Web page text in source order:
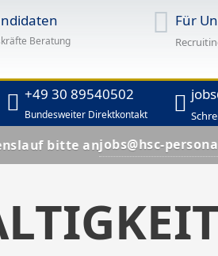
Beratung
Für
+49 30 89540502
Bundesweiter Direktkontakt
anjobs@hsc-personal.de 📩